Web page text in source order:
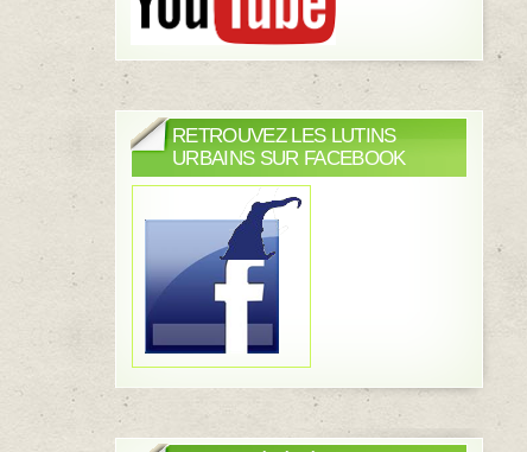
RETROUVEZ LES LUTINS
URBAINS SUR FACEBOOK